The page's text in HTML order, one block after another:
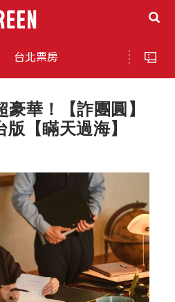
台北票房
豪華！【詐團圓】
【瞞天過海】